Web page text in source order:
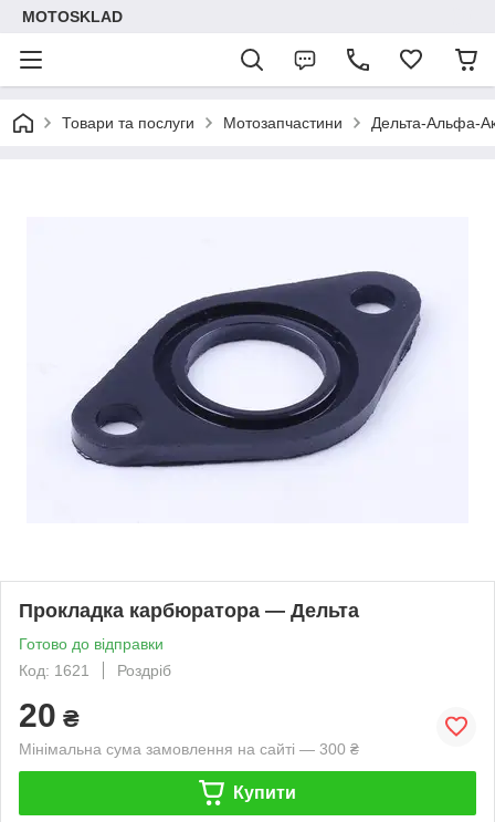
MOTOSKLAD
Товари та послуги Мотозапчастини Дельта-Альфа-
Прокладка карбюратора — Дельта
Готово до відправки
Код: 1621
Роздріб
20 ₴
Мінімальна сума замовлення на сайті — 300 ₴
Купити